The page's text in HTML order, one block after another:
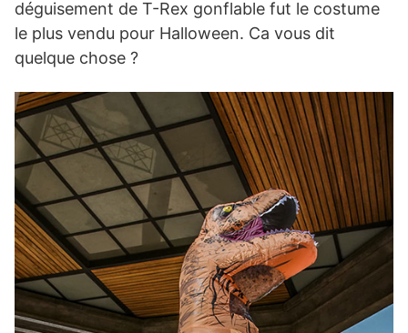
déguisement de T-Rex gonflable fut le costume
le plus vendu pour Halloween. Ca vous dit
quelque chose ?